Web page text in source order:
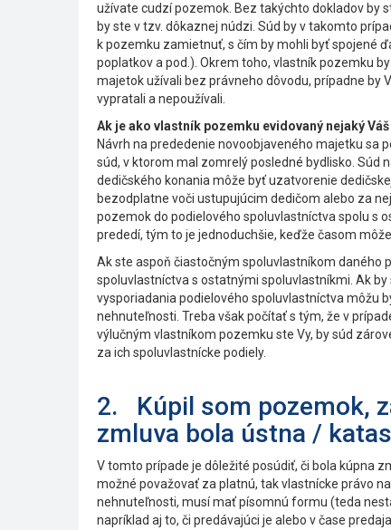
užívate cudzí pozemok. Bez takýchto dokladov by
by ste v tzv. dôkaznej núdzi. Súd by v takomto
k pozemku zamietnuť, s čím by mohli byť spojené
poplatkov a pod.). Okrem toho, vlastník pozemku
majetok užívali bez právneho dôvodu, prípadne by
vypratali a nepoužívali.
Ak je ako vlastník pozemku evidovaný nejaký
Návrh na prededenie novoobjaveného majetku sa
súd, v ktorom mal zomrelý posledné bydlisko. Súd
dedičského konania môže byť uzatvorenie
bezodplatne voči ustupujúcim dedičom alebo za
pozemok do podielového spoluvlastníctva spolu s
prededí, tým to je jednoduchšie, keďže časom
Ak ste aspoň čiastočným spoluvlastníkom daného
spoluvlastníctva s ostatnými spoluvlastníkmi. Ak
vysporiadania podielového spoluvlastníctva môžu
nehnuteľnosti. Treba však počítať s tým, že v
výlučným vlastníkom pozemku ste Vy, by súd
za ich spoluvlastnícke podiely.
2. Kúpil som pozemok,
zmluva bola ústna /
V tomto prípade je dôležité posúdiť, či bola kúpna
možné považovať za platnú, tak vlastnícke právo
nehnuteľnosti, musí mať písomnú formu (teda
napríklad aj to, či predávajúci je alebo v čase